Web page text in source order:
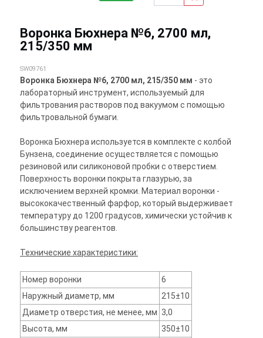
Воронка Бюхнера №6, 2700 мл,
215/350 мм
SW09761
Воронка Бюхнера №6, 2700 мл, 215/350 мм - это
лабораторный инструмент, используемый для
фильтрования растворов под вакуумом с помощью
фильтровальной бумаги.
Воронка Бюхнера используется в комплекте с колбой
Бунзена, соединение осуществляется с помощью
резиновой или силиконовой пробки с отверстием.
Поверхность воронки покрыта глазурью, за
исключением верхней кромки. Материал воронки -
высококачественный фарфор, который выдерживает
температуру до 1200 градусов, химически устойчив к
большинству реагентов.
Технические характеристики:
Номер воронки
6
Наружный диаметр, мм
215±10
Диаметр отверстия, не менее, мм 3,0
Высота, мм
350±10